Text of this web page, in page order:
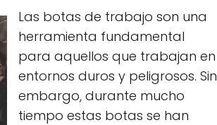
Las botas de trabajo son una
herramienta fundamental
para aquellos que trabajan en
entornos duros y peligrosos. Sin
embargo, durante mucho
tiempo estas botas se han